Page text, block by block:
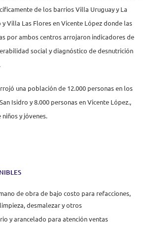
de los barrios Villa Uruguay y La
y Villa Las Flores en Vicente López donde las
por ambos centros arrojaron indicadores de
social y diagnóstico de desnutrición
una población de 12.000 personas en los
Isidro y 8.000 personas en Vicente López.,
niños y jóvenes.
de obra de bajo costo para refacciones,
desmalezar y otros
y arancelado para atención ventas